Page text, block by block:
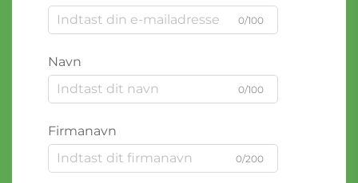
0/100
Navn
0/100
Firmanavn
0/200